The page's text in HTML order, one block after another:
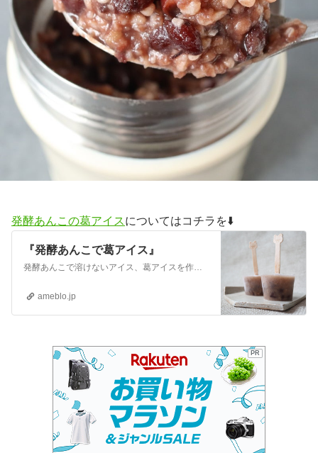
発酵あんこの葛アイスについてはコチラを⬇️
『発酵あんこで葛アイス』
ameblo.jp
PR